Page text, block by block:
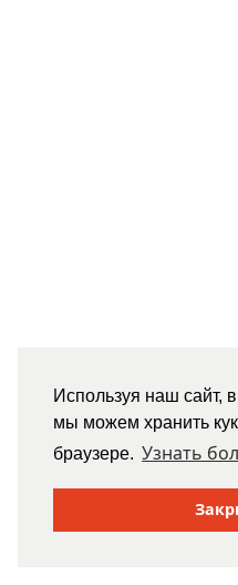
Используя наш сайт,
мы можем хранить
браузере. Узнать